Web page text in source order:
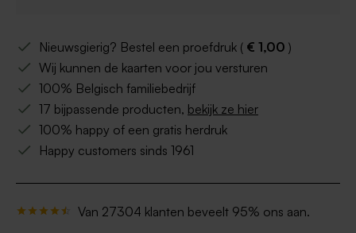
Nieuwsgierig? Bestel een proefdruk ( € 1,00 )
Wij kunnen de kaarten voor jou versturen
100% Belgisch familiebedrijf
17 bijpassende producten, bekijk ze hier
100% happy of een gratis herdruk
Happy customers sinds 1961
Van 27304 klanten beveelt 95% ons aan.